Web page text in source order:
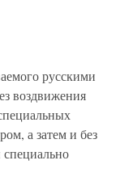
русскими
воздвижения
а затем и без